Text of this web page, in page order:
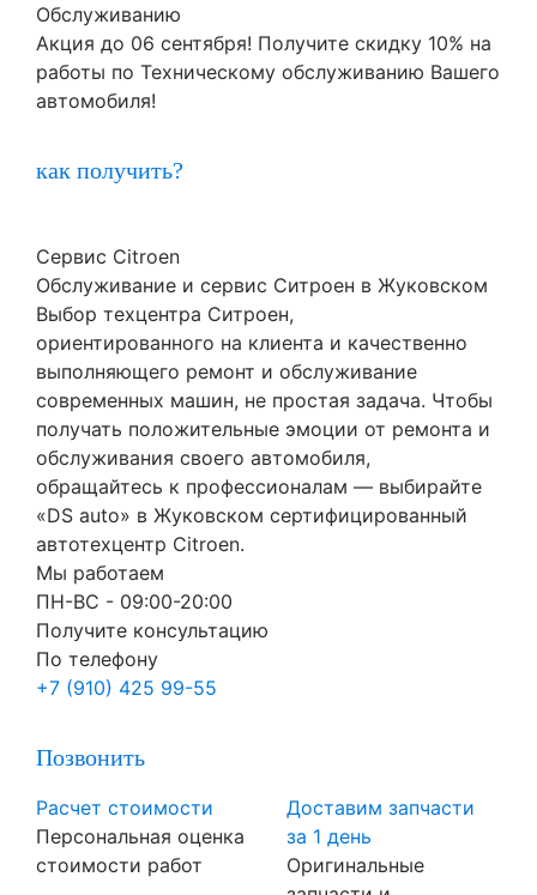
Обслуживанию
Акция до 06 сентября! Получите скидку 10% на
работы по Техническому обслуживанию Вашего
автомобиля!
как получить?
Сервис Citroen
Обслуживание и сервис Ситроен в Жуковском
Выбор техцентра Ситроен,
ориентированного на клиента и качественно
выполняющего ремонт и обслуживание
современных машин, не простая задача. Чтобы
получать положительные эмоции от ремонта и
обслуживания своего автомобиля,
обращайтесь к профессионалам — выбирайте
«DS auto» в Жуковском сертифицированный
автотехцентр Citroen.
Мы работаем
ПН-ВC - 09:00-20:00
Получите консультацию
По телефону
+7 (910) 425 99-55
Позвонить
Расчет стоимости
Персональная оценка
стоимости работ
Доставим запчасти
за 1 день
Оригинальные